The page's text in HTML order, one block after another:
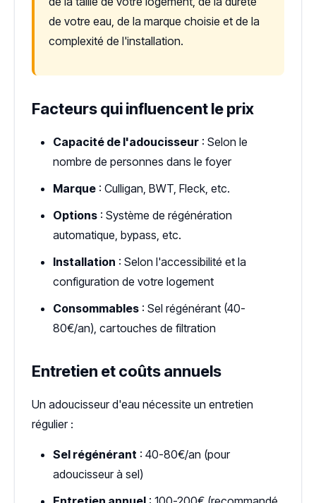
de votre eau, de la marque choisie et de la
complexité de l'installation.
Facteurs qui influencent le prix
Capacité de l'adoucisseur : Selon le
nombre de personnes dans le foyer
Marque : Culligan, BWT, Fleck, etc.
Options : Système de régénération
automatique, bypass, etc.
Installation : Selon l'accessibilité et la
configuration de votre logement
Consommables : Sel régénérant (40-
80€/an), cartouches de filtration
Entretien et coûts annuels
Un adoucisseur d'eau nécessite un entretien
régulier :
Sel régénérant : 40-80€/an (pour
adoucisseur à sel)